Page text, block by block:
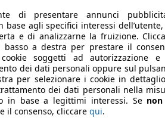
CY176VE
di presentare annunci
base agli specifici interessi
e di analizzarne la fruizione.
a destra per prestare il
soggetti ad autorizzazione
dei dati personali oppure sul
per selezionare i cookie in
dei dati personali nella
in base a legittimi interessi. Se
il consenso, cliccare qui.